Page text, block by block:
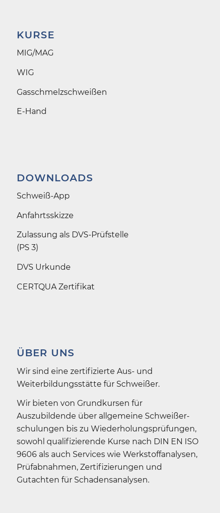
KURSE
MIG/MAG
WIG
Gasschmelz­schweißen
E-Hand
DOWNLOADS
Schweiß-App
Anfahrtsskizze
Zulassung als DVS-Prüfstelle
(PS 3)
DVS Urkunde
CERTQUA Zertifikat
ÜBER UNS
Wir sind eine zertifizierte Aus- und
Weiterbildungs­stätte für Schweißer.
Wir bieten von Grundkursen für
Auszubildende über allgemeine Schweißer­
schulungen bis zu Wiederholungs­prüfungen,
sowohl qualifizierende Kurse nach DIN EN ISO
9606 als auch Services wie Werkstoffanalysen,
Prüfabnahmen, Zertifizierungen und
Gutachten für Schadens­analysen.